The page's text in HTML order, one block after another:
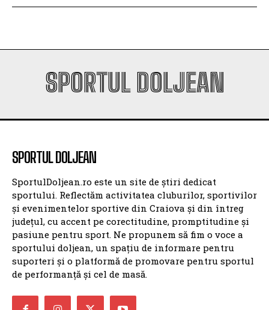
SPORTUL DOLJEAN
SPORTUL DOLJEAN
SportulDoljean.ro este un site de știri dedicat
sportului. Reflectăm activitatea cluburilor, sportivilor
și evenimentelor sportive din Craiova și din întreg
județul, cu accent pe corectitudine, promptitudine și
pasiune pentru sport. Ne propunem să fim o voce a
sportului doljean, un spațiu de informare pentru
suporteri și o platformă de promovare pentru sportul
de performanță și cel de masă.